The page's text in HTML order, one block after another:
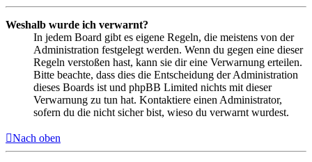
Weshalb wurde ich verwarnt?
In jedem Board gibt es eigene Regeln, die meistens von der
Administration festgelegt werden. Wenn du gegen eine dieser
Regeln verstoßen hast, kann sie dir eine Verwarnung erteilen.
Bitte beachte, dass dies die Entscheidung der Administration
dieses Boards ist und phpBB Limited nichts mit dieser
Verwarnung zu tun hat. Kontaktiere einen Administrator,
sofern du die nicht sicher bist, wieso du verwarnt wurdest.
Nach oben